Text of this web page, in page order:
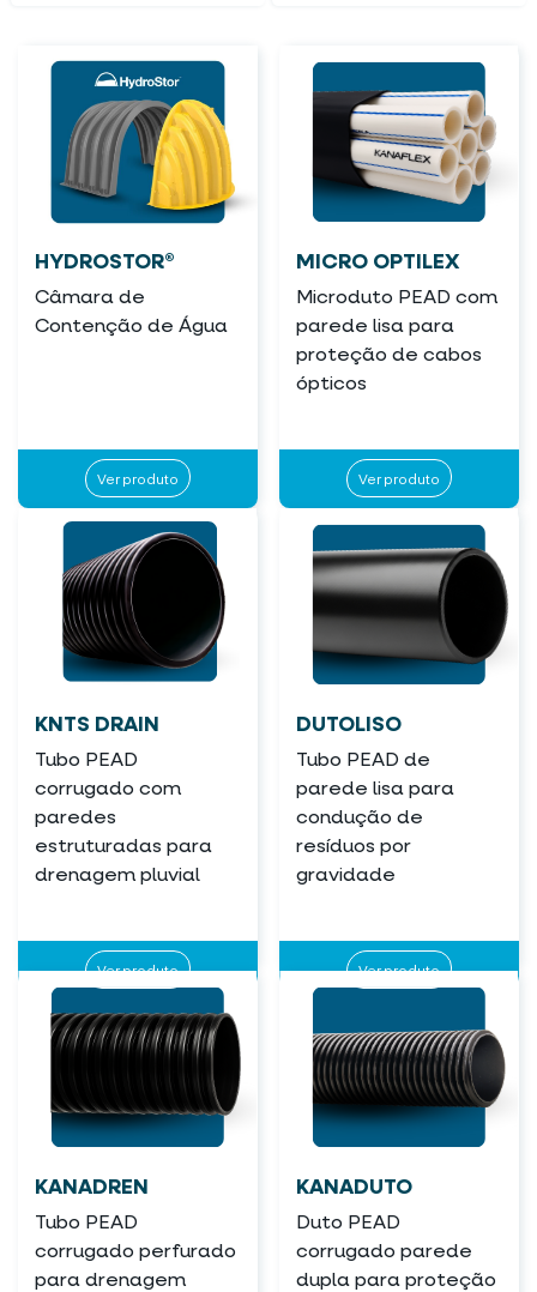
HYDROSTOR®
Câmara de
Contenção de Água
Ver produto
MICRO OPTILEX
Microduto PEAD com
parede lisa para
proteção de cabos
ópticos
Ver produto
KNTS DRAIN
Tubo PEAD
corrugado com
paredes
estruturadas para
drenagem pluvial
Ver produto
DUTOLISO
Tubo PEAD de
parede lisa para
condução de
resíduos por
gravidade
Ver produto
KANADREN
Tubo PEAD
corrugado perfurado
para drenagem
KANADUTO
Duto PEAD
corrugado parede
dupla para proteção